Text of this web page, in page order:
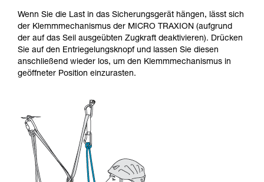
Wenn Sie die Last in das Sicherungsgerät hängen, lässt sich
der Klemmmechanismus der MICRO TRAXION (aufgrund
der auf das Seil ausgeübten Zugkraft deaktivieren). Drücken
Sie auf den Entriegelungsknopf und lassen Sie diesen
anschließend wieder los, um den Klemmmechanismus in
geöffneter Position einzurasten.